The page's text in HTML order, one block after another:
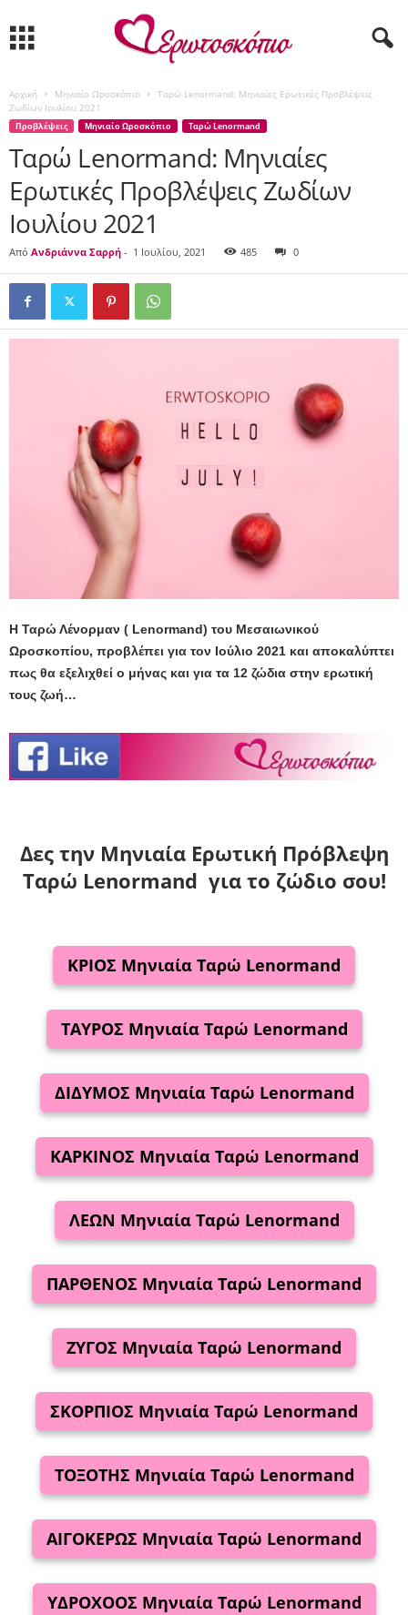
Αρχική Μηνιαίο Ωροσκόπιο
Ταρώ Lenormand: Μηνιαίες Ερωτικές Προβλέψεις
Ζωδίων Ιουλίου 2021
Προβλέψεις Μηνιαίο Ωροσκόπιο Ταρώ Lenormand
Ταρώ Lenormand: Μηνιαίες
Ερωτικές Προβλέψεις Ζωδίων
Ιουλίου 2021
Από Ανδριάννα Σαρρή - 1 Ιουλίου, 2021 485 0
Η Ταρώ Λένορμαν ( Lenormand) του Μεσαιωνικού
Ωροσκοπίου, προβλέπει για τον Ιούλιο 2021 και αποκαλύπτει
πως θα εξελιχθεί ο μήνας και για τα 12 ζώδια στην ερωτική
τους ζωή…
Δες την Μηνιαία Ερωτική Πρόβλεψη
Ταρώ Lenormand για το ζώδιο σου!
ΚΡΙΟΣ Μηνιαία Ταρώ Lenormand
ΤΑΥΡΟΣ Μηνιαία Ταρώ Lenormand
ΔΙΔΥΜΟΣ Μηνιαία Ταρώ Lenormand
ΚΑΡΚΙΝΟΣ Μηνιαία Ταρώ Lenormand
ΛΕΩΝ Μηνιαία Ταρώ Lenormand
ΠΑΡΘΕΝΟΣ Μηνιαία Ταρώ Lenormand
ΖΥΓΟΣ Μηνιαία Ταρώ Lenormand
ΣΚΟΡΠΙΟΣ Μηνιαία Ταρώ Lenormand
ΤΟΞΟΤΗΣ Μηνιαία Ταρώ Lenormand
ΑΙΓΟΚΕΡΩΣ Μηνιαία Ταρώ Lenormand
ΥΔΡΟΧΟΟΣ Μηνιαία Ταρώ Lenormand